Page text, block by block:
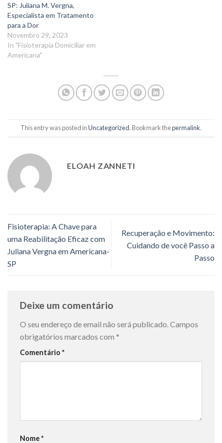
SP: Juliana M. Vergna,
Especialista em Tratamento
para a Dor
Novembro 29, 2023
In "Fisioterapia Domiciliar em
Americana"
This entry was posted inUncategorized. Bookmark thepermalink.
ELOAH ZANNETI
Fisioterapia: A Chave para
uma Reabilitação Eficaz com
Juliana Vergna em Americana-
SP
Recuperação e Movimento:
Cuidando de você Passo a
Passo
Deixe um comentário
O seu endereço de email não será publicado.Campos
obrigatórios marcados com *
Comentário *
Nome*